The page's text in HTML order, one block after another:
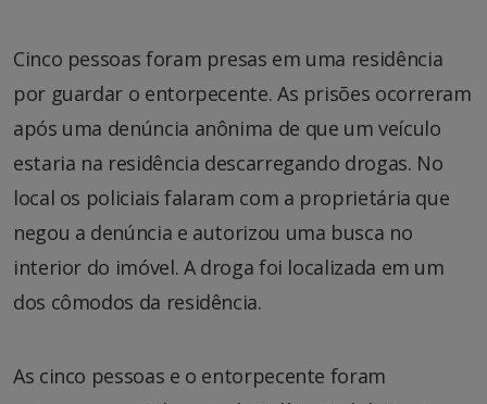
Cinco pessoas foram presas em uma residência
por guardar o entorpecente. As prisões ocorreram
após uma denúncia anônima de que um veículo
estaria na residência descarregando drogas. No
local os policiais falaram com a proprietária que
negou a denúncia e autorizou uma busca no
interior do imóvel. A droga foi localizada em um
dos cômodos da residência.
As cinco pessoas e o entorpecente foram